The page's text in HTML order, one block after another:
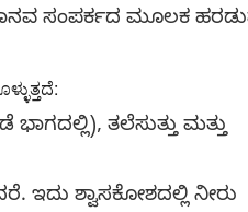
ಸಂಪರ್ಕದ ಮೂಲಕ
ತಲೆಸುತ್ತು ಮತ್ತು
ಇದು ಶ್ವಾಸಕೋಶದಲ್ಲಿ ನೀರು